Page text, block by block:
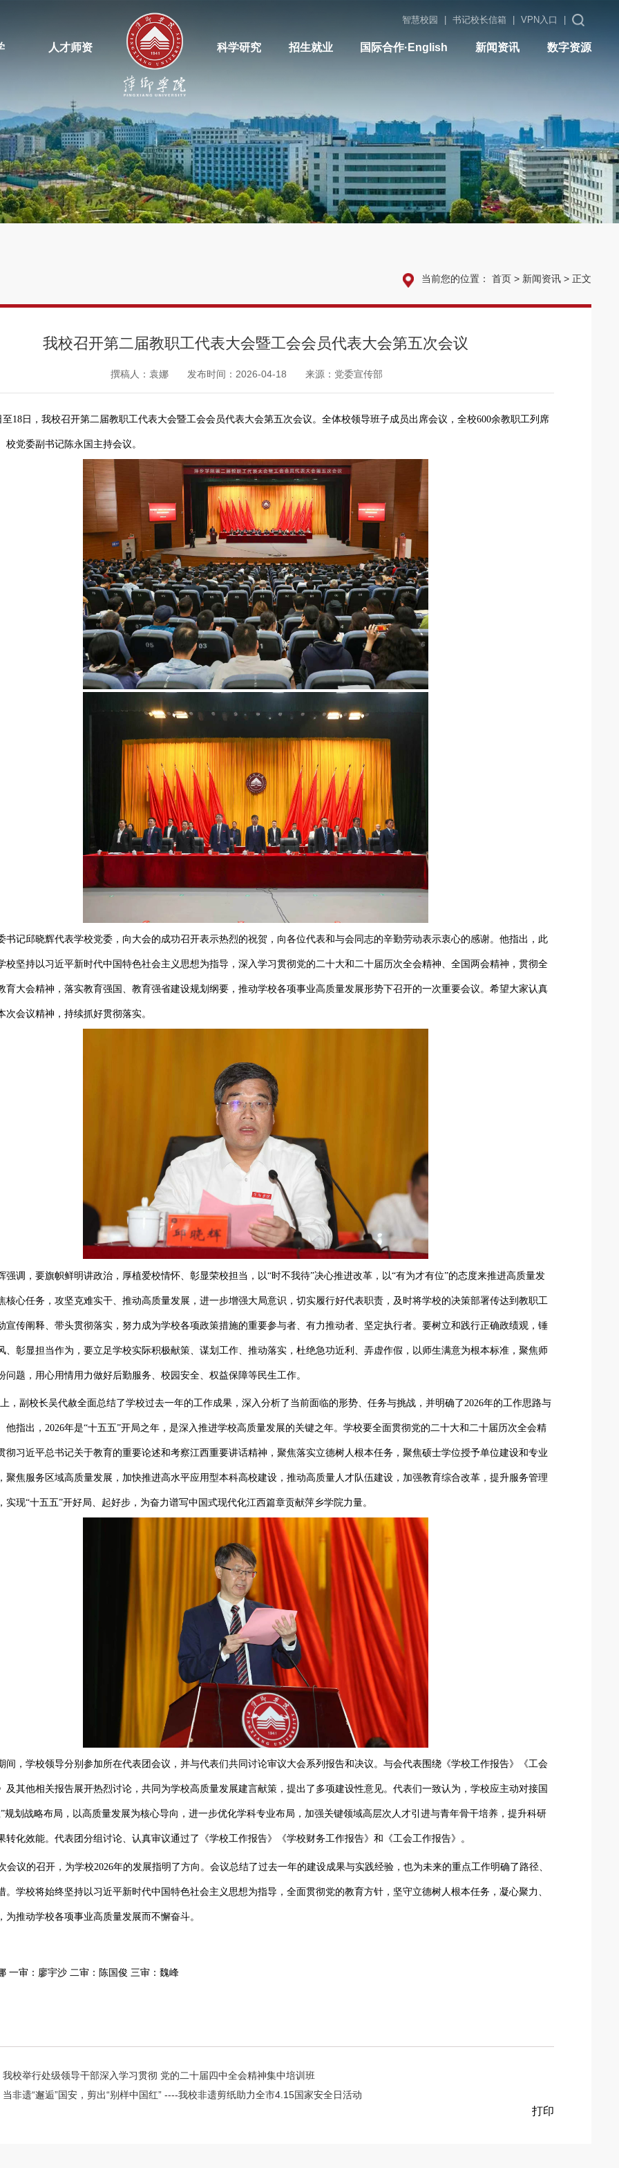
智慧校园 书记校长信箱 VPN入口
人才师资 科学研究 招生就业 国际合作·English 新闻资讯 数字资源
当前您的位置： 首页> 新闻资讯> 正文
我校召开第二届教职工代表大会暨工会会员代表大会第五次会议
撰稿人：袁娜 发布时间：2026-04-18 来源：党委宣传部
18日，我校召开第二届教职工代表大会暨工会会员代表大会第五次会议。全体校领导班子成员出席会议，全校600余教职工列席
校党委副书记陈永国主持会议。
记邱晓辉代表学校党委，向大会的成功召开表示热烈的祝贺，向各位代表和与会同志的辛勤劳动表示衷心的感谢。他指出，此
校坚持以习近平新时代中国特色社会主义思想为指导，深入学习贯彻党的二十大和二十届历次全会精神、 全国两会精神，贯彻全
育大会精神，落实教育强国、 教育强省建设规划纲要， 推动学校各项事业高质量发展形势下召开的一次重要会议。希望大家认真
次会议精神， 持续抓好贯彻落实。
，要旗帜鲜明讲政治，厚植爱校情怀、彰显荣校担当，以“时不我待”决心推进改革，以“有为才有位”的态度来推进高质量发
核心任务，攻坚克难实干、推动高质量发展，进一步增强大局意识，切实履行好代表职责，及时将学校的决策部署传达到教职工
宣传阐释、带头贯彻落实，努力成为学校各项政策措施的重要参与者、有力推动者、坚定执行者。要树立和践行正确政绩观，锤
、彰显担当作为，要立足学校实际积极献策、谋划工作、推动落实，杜绝急功近利、弄虚作假，以师生满意为根本标准，聚焦师
问题，用心用情用力做好后勤服务、校园安全、权益保障等民生工作。
，副校长吴代赦全面总结了学校过去一年的工作成果，深入分析了当前面临的形势、任务与挑战，并明确了2026年的工作思路与
他指出，2026年是“十五五”开局之年，是深入推进学校高质量发展的关键之年。学校要全面贯彻党的二十大和二十届历次全会精
彻习近平总书记关于教育的重要论述和考察江西重要讲话精神，聚焦落实立德树人根本任务，聚焦硕士学位授予单位建设和专业
聚焦服务区域高质量发展，加快推进高水平应用型本科高校建设，推动高质量人才队伍建设，加强教育综合改革，提升服务管理
实现“十五五”开好局、起好步，为奋力谱写中国式现代化江西篇章贡献萍乡学院力量。
学校领导分别参加所在代表团会议，并与代表们共同讨论审议大会系列报告和决议。与会代表围绕《学校工作报告》《工会
及其他相关报告展开热烈讨论，共同为学校高质量发展建言献策，提出了多项建设性意见。代表们一致认为，学校应主动对接国
规划战略布局，以高质量发展为核心导向，进一步优化学科专业布局，加强关键领域高层次人才引进与青年骨干培养，提升科研
转化效能。代表团分组讨论、认真审议通过了《学校工作报告》《学校财务工作报告》和《工会工作报告》。
会议的召开，为学校2026年的发展指明了方向。会议总结了过去一年的建设成果与实践经验，也为未来的重点工作明确了路径、
。学校将始终坚持以习近平新时代中国特色社会主义思想为指导，全面贯彻党的教育方针，坚守立德树人根本任务，凝心聚力、
为推动学校各项事业高质量发展而不懈奋斗。
一审：廖宇沙 二审：陈国俊 三审：魏峰
我校举行处级领导干部深入学习贯彻 党的二十届四中全会精神集中培训班
当非遗“邂逅”国安，剪出“别样中国红” ----我校非遗剪纸助力全市4.15国家安全日活动